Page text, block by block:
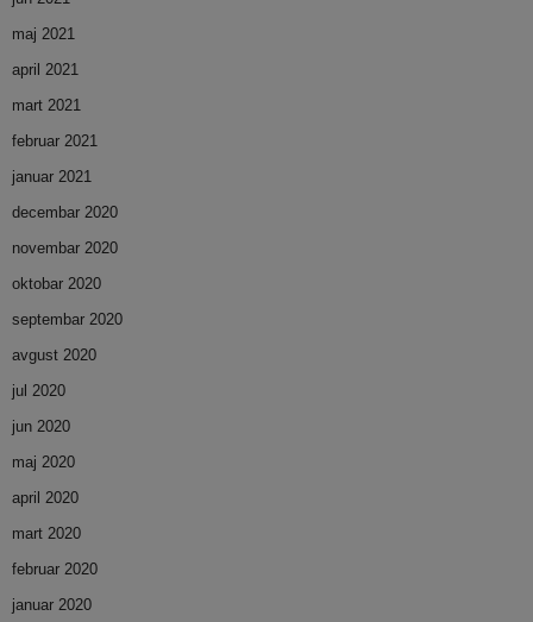
maj 2021
april 2021
mart 2021
februar 2021
januar 2021
decembar 2020
novembar 2020
oktobar 2020
septembar 2020
avgust 2020
jul 2020
jun 2020
maj 2020
april 2020
mart 2020
februar 2020
januar 2020